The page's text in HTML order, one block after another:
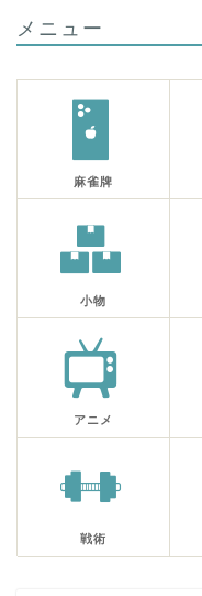
メニュー
麻雀牌
小物
アニメ
戦術